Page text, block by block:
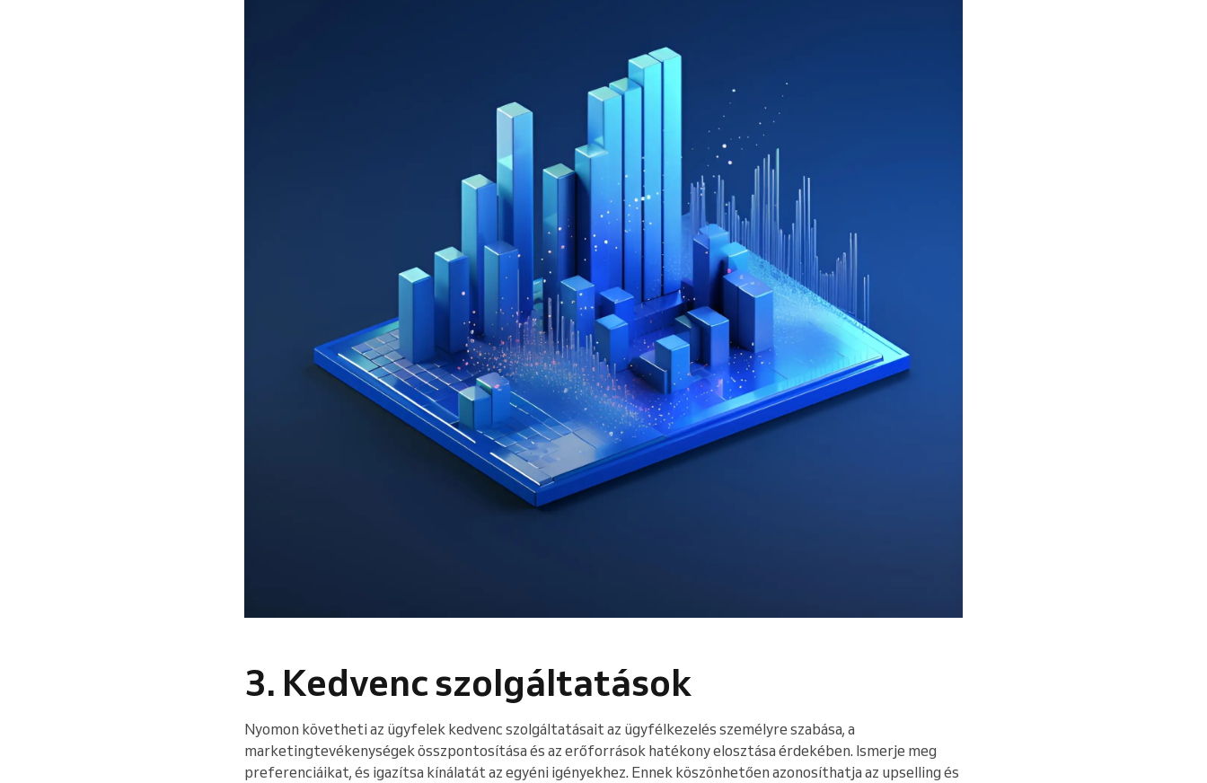
3. Kedvenc szolgáltatások
Nyomon követheti az ügyfelek kedvenc szolgáltatásait az ügyfélkezelés személyre szabása, a
marketingtevékenységek összpontosítása és az erőforrások hatékony elosztása érdekében. Ismerje meg
preferenciáikat, és igazítsa kínálatát az egyéni igényekhez. Ennek köszönhetően azonosíthatja az upselling és